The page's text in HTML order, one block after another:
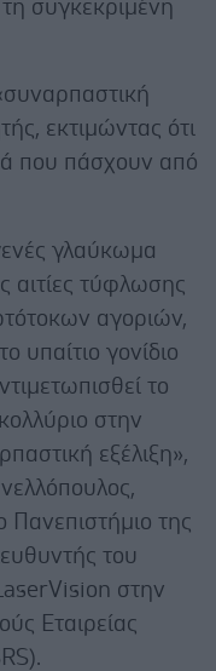
συγκεκριμένη
εκτιμώντας ότι
που πάσχουν από
γλαύκωμα
αιτίες τύφλωσης
αγοριών,
υπαίτιο γονίδιο
το
στην
εξέλιξη»,
της
του
στην
Εταιρείας